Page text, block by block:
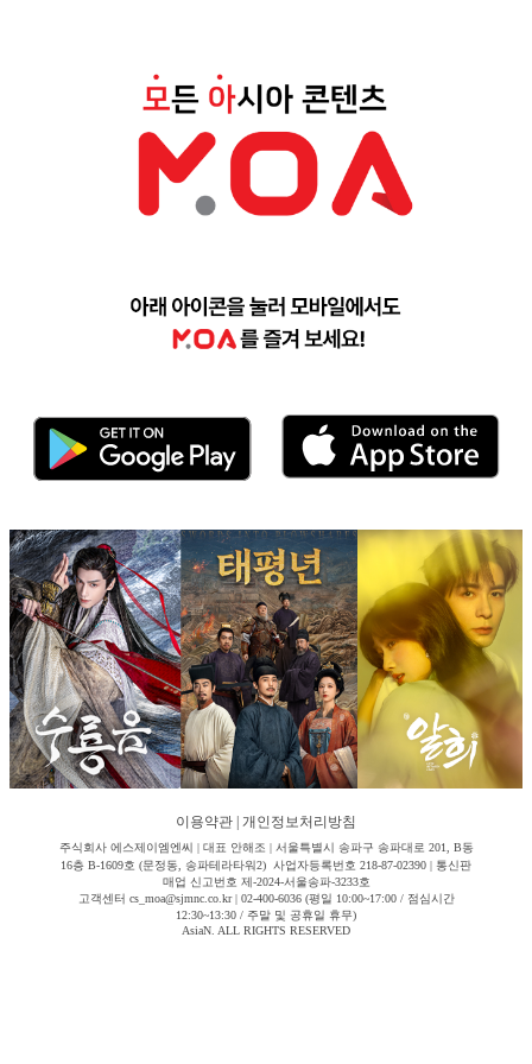
이용약관 개인정보처리방침
주식회사 에스제이엠엔씨 | 대표 안해조 | 서울특별시 송파구 송파대로 201, B동
16층 B-1609호 (문정동, 송파테라타워2) 사업자등록번호 218-87-02390 | 통신판
매업 신고번호 제-2024-서울송파-3233호
고객센터 cs_moa@sjmnc.co.kr | 02-400-6036 (평일 10:00~17:00 / 점심시간
12:30~13:30 / 주말 및 공휴일 휴무)
AsiaN. ALL RIGHTS RESERVED